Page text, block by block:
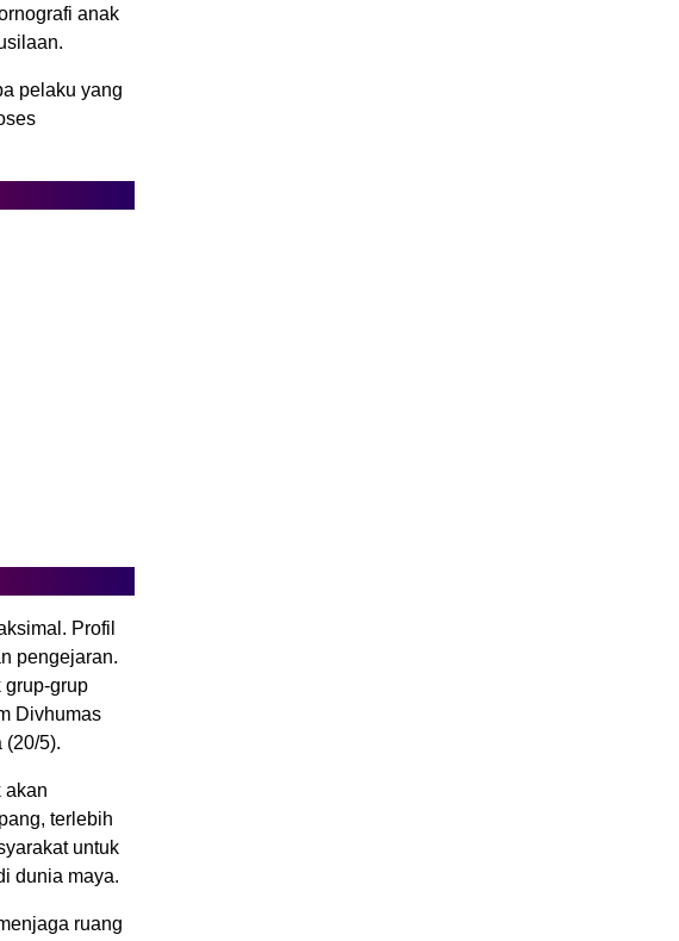
anak
pelaku yang
Profil
pengejaran.
grup-grup
Divhumas
(20/5).
akan
terlebih
untuk
dunia maya.
ruang